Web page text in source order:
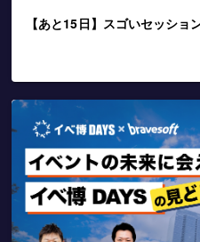
【あと15日】スゴいセッシ